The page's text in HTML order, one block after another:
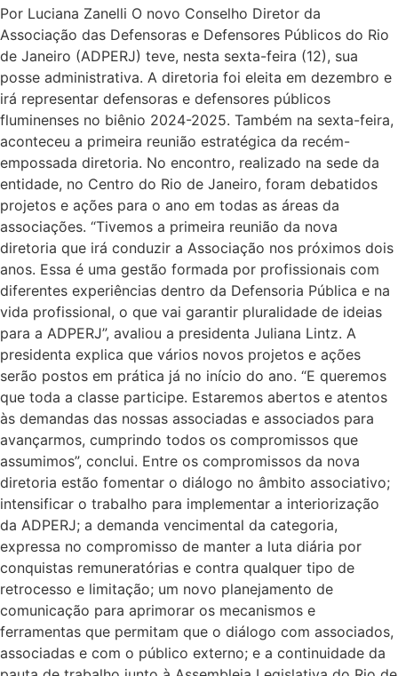
Por Luciana Zanelli O novo Conselho Diretor da
Associação das Defensoras e Defensores Públicos do Rio
de Janeiro (ADPERJ) teve, nesta sexta-feira (12), sua
posse administrativa. A diretoria foi eleita em dezembro e
irá representar defensoras e defensores públicos
fluminenses no biênio 2024-2025. Também na sexta-feira,
aconteceu a primeira reunião estratégica da recém-
empossada diretoria. No encontro, realizado na sede da
entidade, no Centro do Rio de Janeiro, foram debatidos
projetos e ações para o ano em todas as áreas da
associações. “Tivemos a primeira reunião da nova
diretoria que irá conduzir a Associação nos próximos dois
anos. Essa é uma gestão formada por profissionais com
diferentes experiências dentro da Defensoria Pública e na
vida profissional, o que vai garantir pluralidade de ideias
para a ADPERJ”, avaliou a presidenta Juliana Lintz. A
presidenta explica que vários novos projetos e ações
serão postos em prática já no início do ano. “E queremos
que toda a classe participe. Estaremos abertos e atentos
às demandas das nossas associadas e associados para
avançarmos, cumprindo todos os compromissos que
assumimos”, conclui. Entre os compromissos da nova
diretoria estão fomentar o diálogo no âmbito associativo;
intensificar o trabalho para implementar a interiorização
da ADPERJ; a demanda vencimental da categoria,
expressa no compromisso de manter a luta diária por
conquistas remuneratórias e contra qualquer tipo de
retrocesso e limitação; um novo planejamento de
comunicação para aprimorar os mecanismos e
ferramentas que permitam que o diálogo com associados,
associadas e com o público externo; e a continuidade da